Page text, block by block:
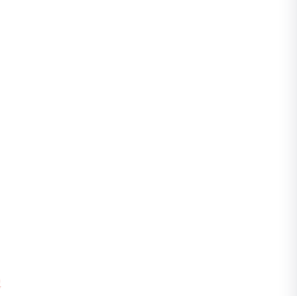
uden førerret i Viby J